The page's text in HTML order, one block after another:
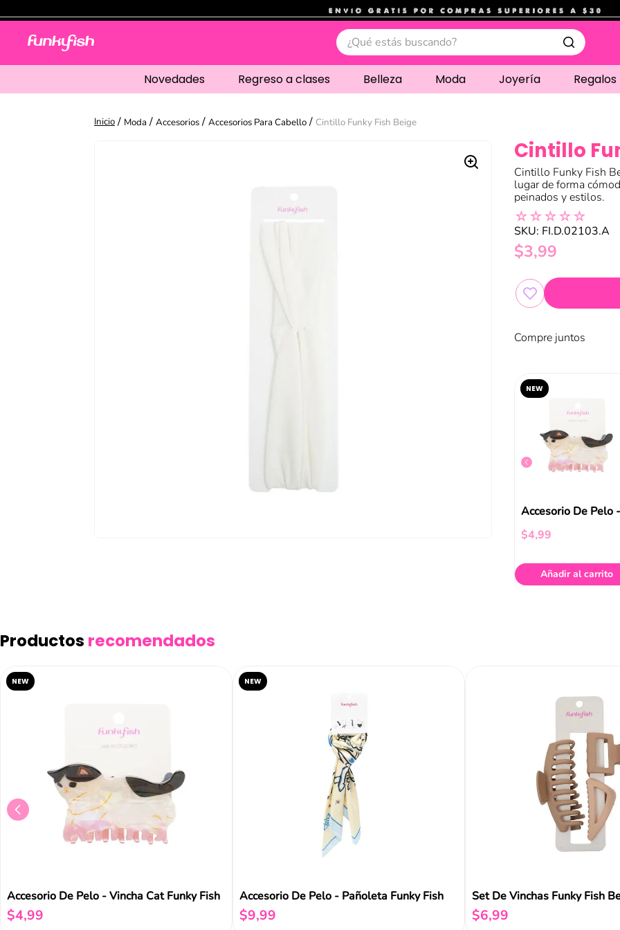
.
¿Qué estás buscando?
Novedades Regreso a clases Belleza Moda Joyería Regalos
Moda Accesorios Accesorios Para Cabello Cintillo Funky Fish Beige
Cintillo
Cintillo Funky Fish
lugar de forma
peinados y estilos.
☆☆☆☆☆
SKU: FI.D.02103.A
$3,99
Compre juntos
NEW
$4,99
Añadir al carrito
Productos recomendados
NEW
Accesorio De Pelo - Vincha Cat Funky Fish
$4,99
NEW
Accesorio De Pelo - Pañoleta Funky Fish
$9,99
Set De Vinchas Funky Fish
$6,99